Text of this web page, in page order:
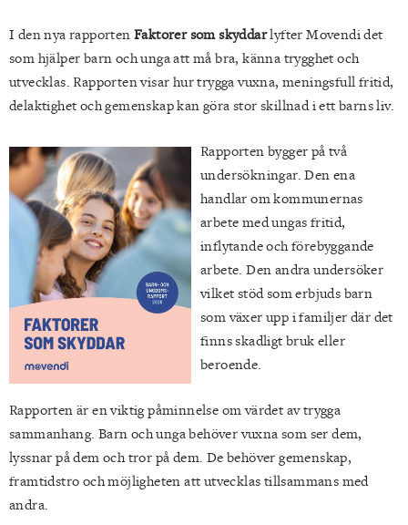
I den nya rapporten Faktorer som skyddarlyfter Movendi det
som hjälper barn och unga att må bra, känna trygghet och
utvecklas. Rapporten visar hur trygga vuxna, meningsfull fritid,
delaktighet och gemenskap kan göra stor skillnad i ett barns liv.
Rapporten bygger på två
undersökningar. Den ena
handlar om kommunernas
arbete med ungas fritid,
inflytande och förebyggande
arbete. Den andra undersöker
vilket stöd som erbjuds barn
som växer upp i familjer där det
finns skadligt bruk eller
beroende.
Rapporten är en viktig påminnelse om värdet av trygga
sammanhang. Barn och unga behöver vuxna som ser dem,
lyssnar på dem och tror på dem. De behöver gemenskap,
framtidstro och möjligheten att utvecklas tillsammans med
andra.